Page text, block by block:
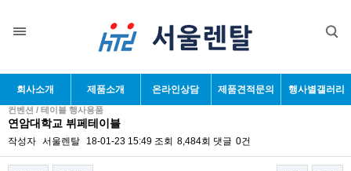
회사소개 제품소개 온라인상담 제품견적문의 행사별갤러리
컨벤션 / 테이블 행사용품
연암대학교 뷔페테이블
작성자 서울렌탈 18-01-23 15:49 조회 8,484회 댓글 0건